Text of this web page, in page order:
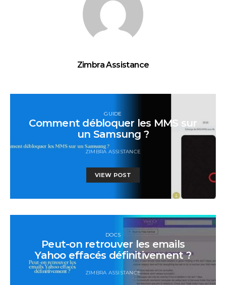
Zimbra Assistance
GUIDE
Comment débloquer les MMS sur
un Samsung ?
ZIMBRA ASSISTANCE
VIEW POST
DOCS
Peut-on retrouver les emails
Yahoo effacés définitivement ?
ZIMBRA ASSISTANCE